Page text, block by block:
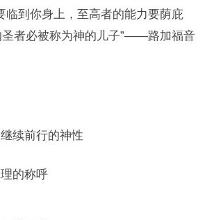
临到你身上，至高者的能力要荫庇
圣者必被称为神的儿子”——路加福音
续前行的神性
的称呼